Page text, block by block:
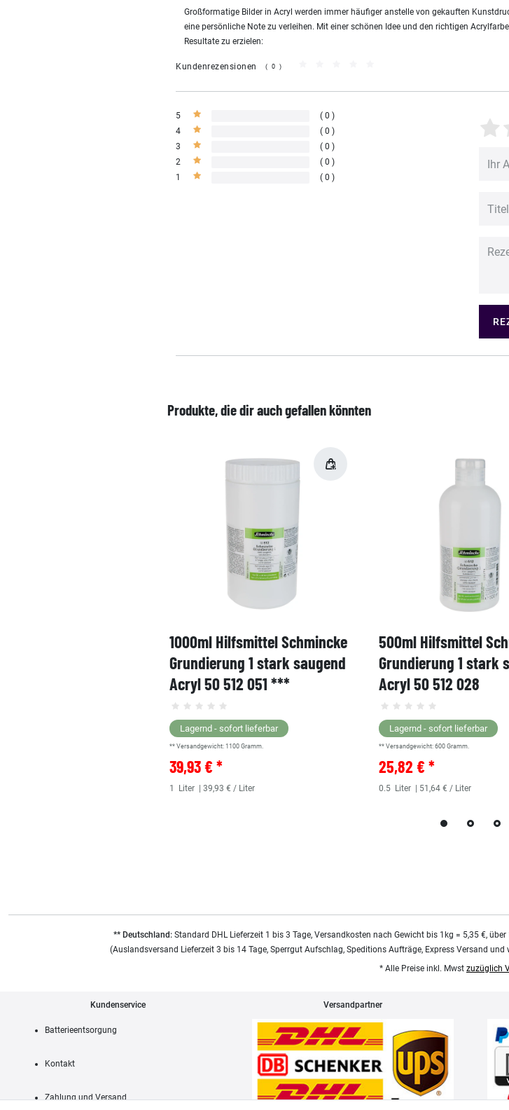
Großformatige Bilder in Acryl werden immer häufiger anstelle von gekauften
eine persönliche Note zu verleihen. Mit einer schönen Idee und den richtigen
Resultate zu erzielen:
Kundenrezensionen (0)
5
0
4
0
3
0
2
0
1
0
Produkte, die dir auch gefallen könnten
1000ml Hilfsmittel Schmincke
Grundierung 1 stark saugend
Acryl 50 512 051 ***
Lagernd - sofort lieferbar
** Versandgewicht: 1100 Gramm.
39,93 € *
1 Liter | 39,93 € / Liter
500ml Hilfsmittel
Grundierung 1 stark
Acryl 50 512 028
Lagernd - sofort lieferbar
** Versandgewicht: 600 Gramm.
25,82 € *
0.5 Liter | 51,64 € / Liter
** Deutschland:Standard DHL Lieferzeit 1 bis 3 Tage, Versandkosten nach Gewicht bis 1kg = 5,35 €,
(Auslandsversand Lieferzeit 3 bis 14 Tage, Sperrgut Aufschlag, Speditions Aufträge, Express Versand
* Alle Preise inkl. Mwst zuzüglich
Kundenservice
Batterieentsorgung
Kontakt
Zahlung und Versand
Versandpartner